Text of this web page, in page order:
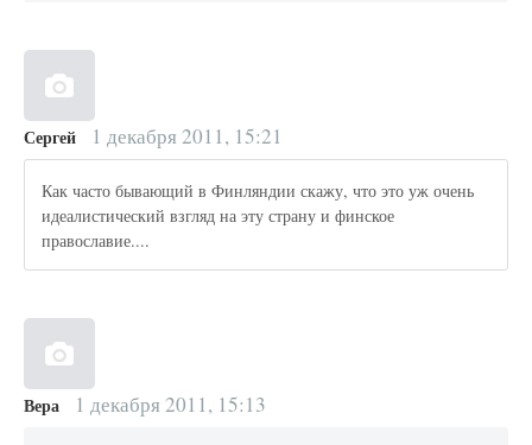
Сергей 1 декабря 2011, 15:21
Как часто бывающий в Финляндии скажу, что это уж очень
идеалистический взгляд на эту страну и финское
православие....
Вера 1 декабря 2011, 15:13